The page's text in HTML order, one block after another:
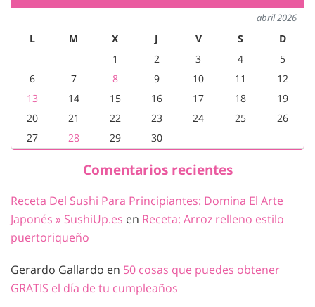
abril 2026
L M X J V S
D
1
2 3 4
5
6
7 8 9 10 11
12
13
14 15 16 17 18
19
20
21 22 23 24 25
26
27
28 29 30
Comentarios recientes
Receta Del Sushi Para Principiantes: Domina El Arte
Japonés » SushiUp.es en Receta: Arroz relleno estilo
puertoriqueño
Gerardo Gallardo en 50 cosas que puedes obtener
GRATIS el día de tu cumpleaños